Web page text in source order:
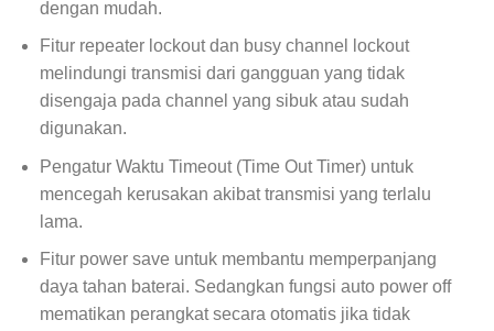
dengan mudah.
Fitur repeater lockout dan busy channel lockout
melindungi transmisi dari gangguan yang tidak
disengaja pada channel yang sibuk atau sudah
digunakan.
Pengatur Waktu Timeout (Time Out Timer) untuk
mencegah kerusakan akibat transmisi yang terlalu
lama.
Fitur power save untuk membantu memperpanjang
daya tahan baterai. Sedangkan fungsi auto power off
mematikan perangkat secara otomatis jika tidak